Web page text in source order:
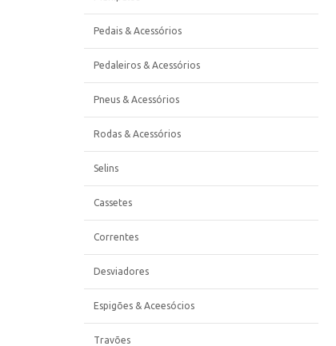
Pedais & Acessórios
Pedaleiros & Acessórios
Pneus & Acessórios
Rodas & Acessórios
Selins
Cassetes
Correntes
Desviadores
Espigões & Aceesócios
Travões